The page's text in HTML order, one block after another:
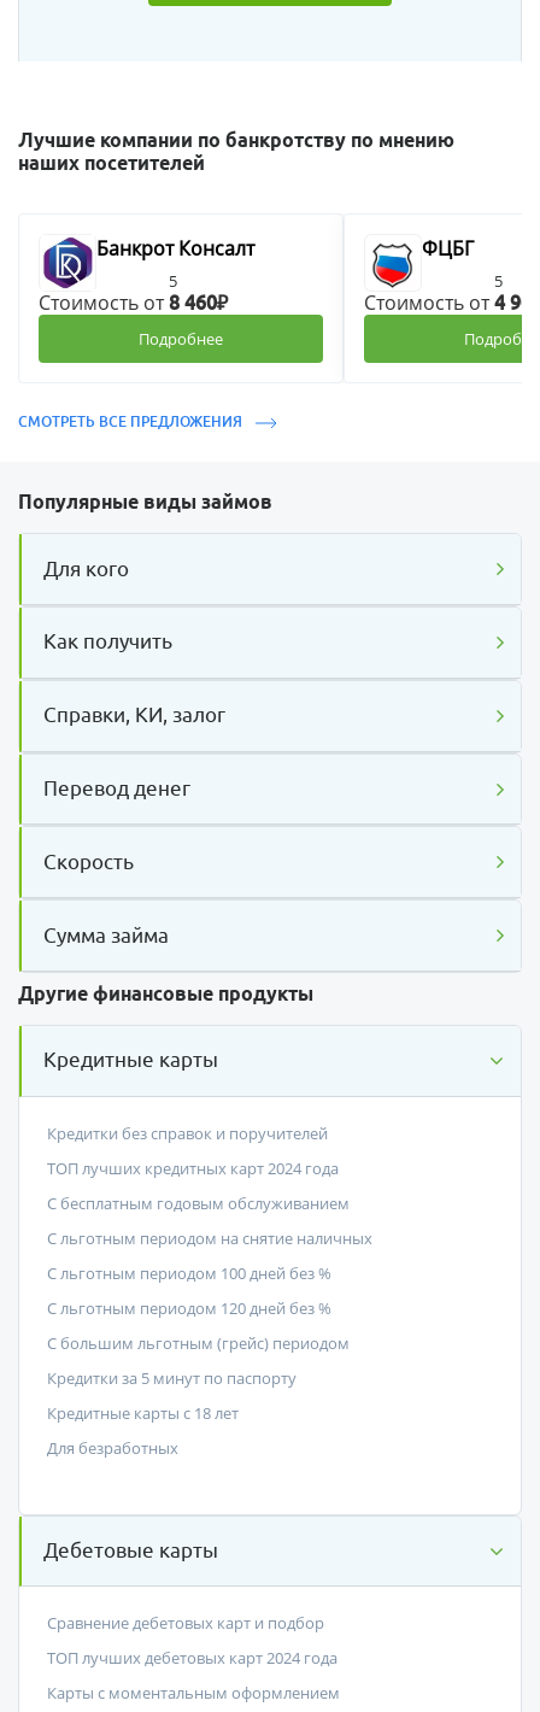
Лучшие компании по банкротству по мнению
наших посетителей
Банкрот Консалт
5
Стоимость от8 460₽
Подробнее
ФЦБГ
5
Стоимость от4
СМОТРЕТЬ ВСЕ ПРЕДЛОЖЕНИЯ
Популярные виды займов
Для кого
Как получить
Справки, КИ, залог
Перевод денег
Скорость
Сумма займа
Другие финансовые продукты
Кредитные карты
Кредитки без справок и поручителей
ТОП лучших кредитных карт 2024 года
С бесплатным годовым обслуживанием
С льготным периодом на снятие наличных
С льготным периодом 100 дней без %
С льготным периодом 120 дней без %
С большим льготным (грейс) периодом
Кредитки за 5 минут по паспорту
Кредитные карты с 18 лет
Для безработных
Дебетовые карты
Сравнение дебетовых карт и подбор
ТОП лучших дебетовых карт 2024 года
Карты с моментальным оформлением